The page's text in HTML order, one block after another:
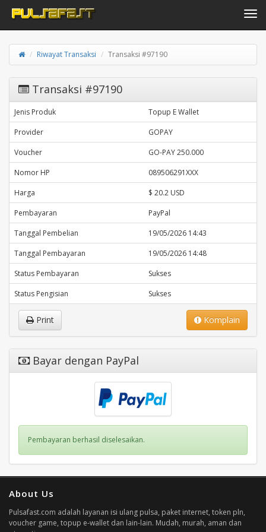
Toggle
Riwayat Transaksi Transaksi #97190
Transaksi #97190
Jenis Produk
Topup E Wallet
Provider
GOPAY
Voucher
GO-PAY 250.000
Nomor HP
089506291XXX
Harga
$ 20.2 USD
Pembayaran
PayPal
Tanggal Pembelian
19/05/2026 14:43
Tanggal Pembayaran
19/05/2026 14:48
Status Pembayaran
Sukses
Status Pengisian
Sukses
Komplain
Print
Bayar dengan PayPal
Pembayaran berhasil diselesaikan.
About Us
Pulsafast.com adalah layanan isi ulang pulsa, paket internet, token pln,
voucher game, topup e-wallet dan lain-lain. Mudah, murah, aman dan